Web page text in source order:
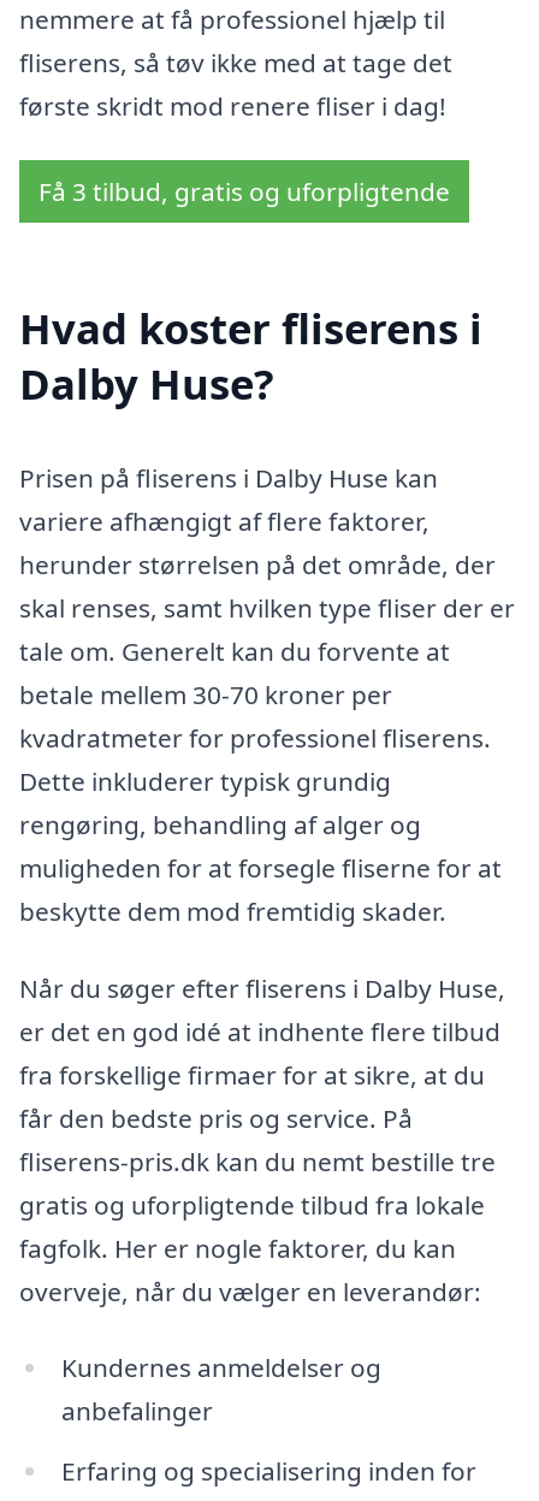
nemmere at få professionel hjælp til
fliserens, så tøv ikke med at tage det
første skridt mod renere fliser i dag!
Få 3 tilbud, gratis og uforpligtende
Hvad koster fliserens i
Dalby Huse?
Prisen på fliserens i Dalby Huse kan
variere afhængigt af flere faktorer,
herunder størrelsen på det område, der
skal renses, samt hvilken type fliser der er
tale om. Generelt kan du forvente at
betale mellem 30-70 kroner per
kvadratmeter for professionel fliserens.
Dette inkluderer typisk grundig
rengøring, behandling af alger og
muligheden for at forsegle fliserne for at
beskytte dem mod fremtidig skader.
Når du søger efter fliserens i Dalby Huse,
er det en god idé at indhente flere tilbud
fra forskellige firmaer for at sikre, at du
får den bedste pris og service. På
fliserens-pris.dk kan du nemt bestille tre
gratis og uforpligtende tilbud fra lokale
fagfolk. Her er nogle faktorer, du kan
overveje, når du vælger en leverandør:
Kundernes anmeldelser og
anbefalinger
Erfaring og specialisering inden for